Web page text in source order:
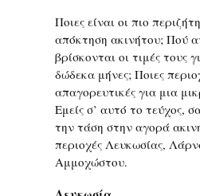
Ποιες είναι οι πιο
απόκτηση ακινήτου; Πού
βρίσκονται οι τιμές τους
δώδεκα μήνες; Ποιες
απαγορευτικές για μια
Εμείς σ’ αυτό το τεύχος,
την τάση στην αγορά
περιοχές Λευκωσίας,
Αμμοχώστου.